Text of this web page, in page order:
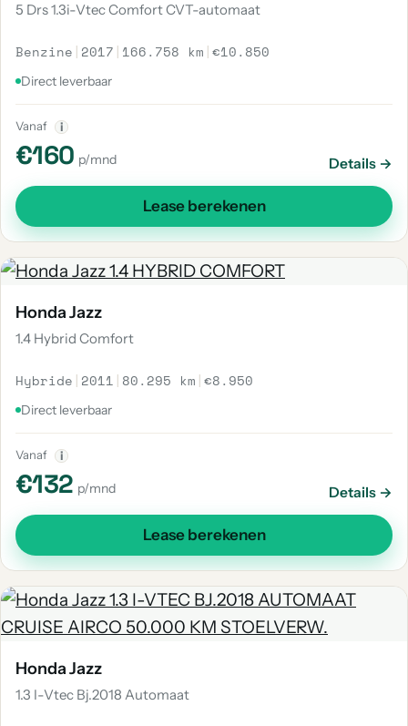
5 Drs 1.3i-Vtec Comfort CVT-automaat
Benzine | 2017 | 166.758 km |€10.850
Direct leverbaar
Vanaf i
€160 p/mnd Details →
Lease berekenen
Honda Jazz
1.4 Hybrid Comfort
Hybride | 2011 | 80.295 km |€8.950
Direct leverbaar
Vanaf i
€132 p/mnd Details →
Lease berekenen
Honda Jazz
1.3 I-Vtec Bj.2018 Automaat